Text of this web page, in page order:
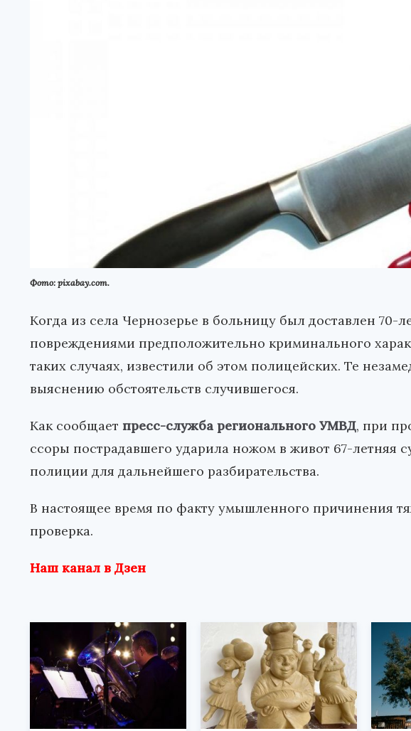
Фото: pixabay.com.
Когда из села Чернозерье в больницу был доставлен 70-
повреждениями предположительно криминального
таких случаях, известили об этом полицейских. Те
выяснению обстоятельств случившегося.
Как сообщает пресс-служба регионального УМВД, при
ссоры пострадавшего ударила ножом в живот 67-летняя
полиции для дальнейшего разбирательства.
В настоящее время по факту умышленного причинения
проверка.
Наш канал в Дзен